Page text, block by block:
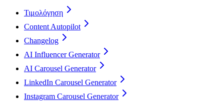
Τιμολόγηση
Content Autopilot
Changelog
AI Influencer Generator
AI Carousel Generator
LinkedIn Carousel Generator
Instagram Carousel Generator